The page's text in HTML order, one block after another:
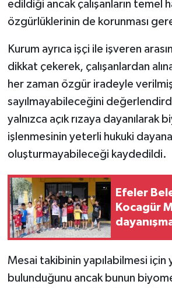
edildiği ancak çalışanların temel
özgürlüklerinin de korunması
Kurum ayrıca işçi ile işveren
dikkat çekerek, çalışanlardan
her zaman özgür iradeyle
sayılmayabileceğini
yalnızca açık rızaya dayanılarak
işlenmesinin yeterli hukuki
oluşturmayabileceği kaydedildi.
Efeler
Kocagür
Mesai takibinin yapılabilmesi için
bulunduğunu ancak bunun